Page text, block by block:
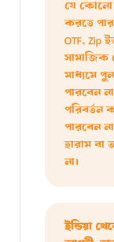
যে কোনো
করতে
OTF, Zip
সামাজিক
মাধ্যমে
পারবেন
পরিবর্তন
পারবেন
হারাম
না।
ইন্ডিয়া